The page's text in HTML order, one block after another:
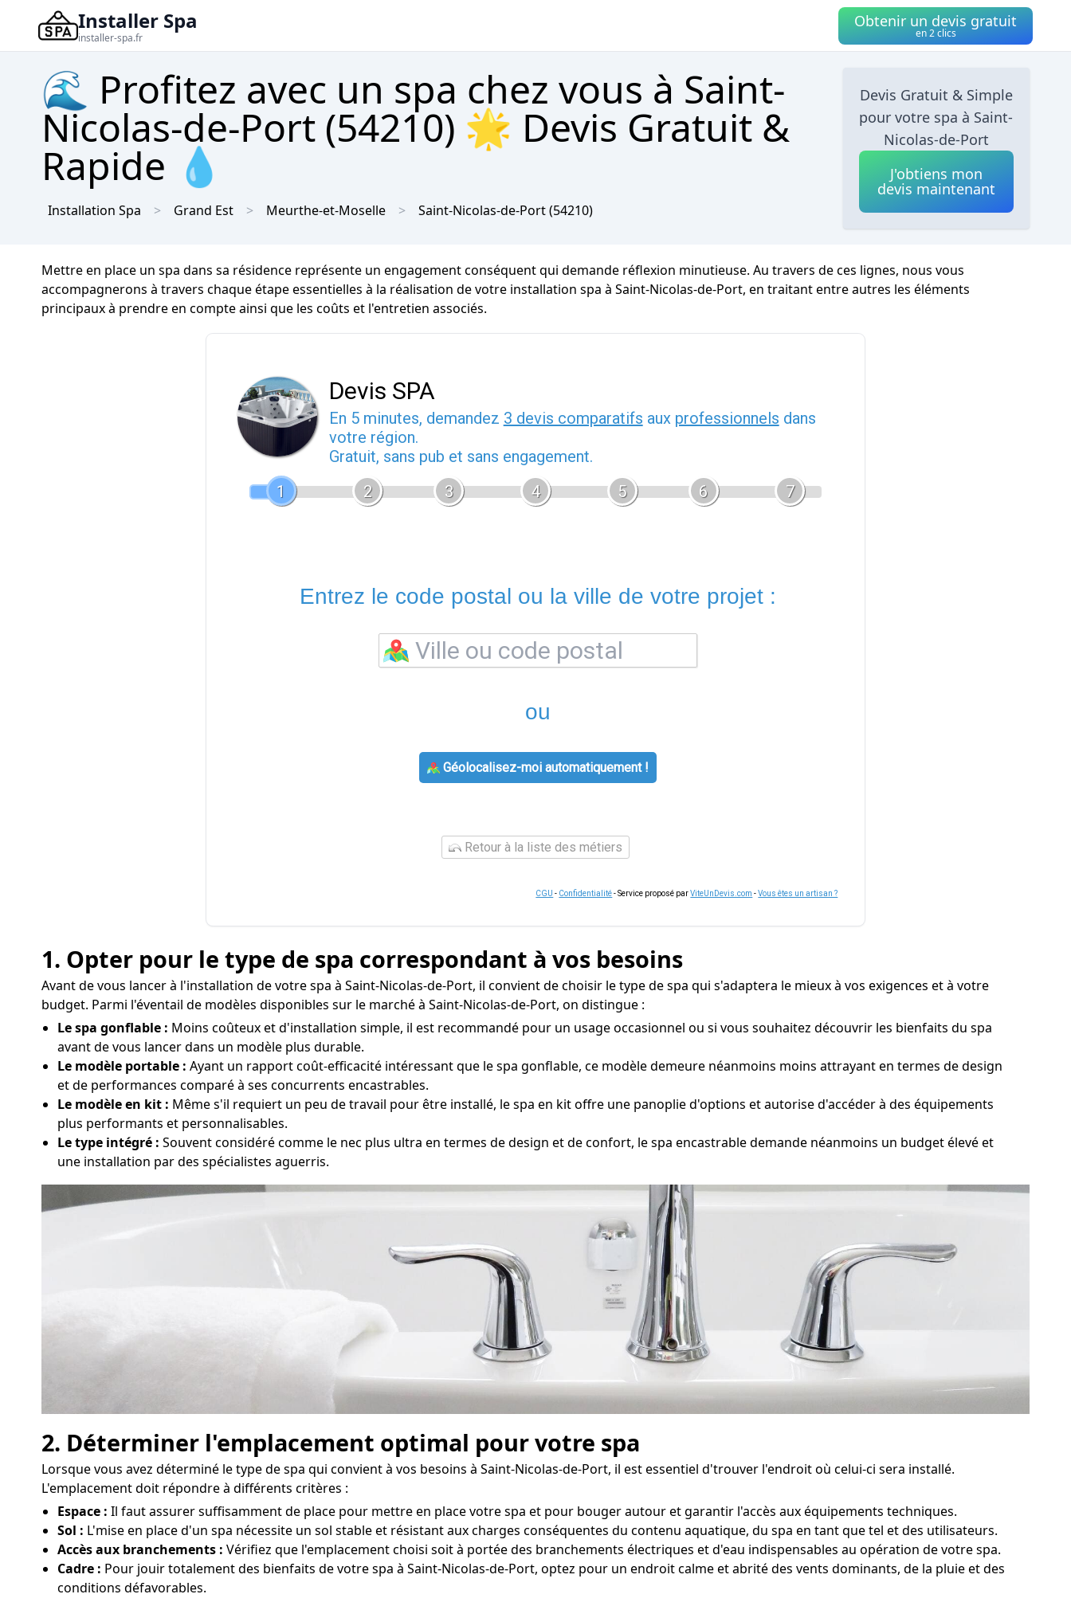
Installer Spa
installer-spa.fr
Obtenir un devis gratuit
en 2 clics
🌊 Profitez avec un spa chez vous à Saint-
Nicolas-de-Port (54210) 🌟 Devis Gratuit &
Rapide 💧
Installation Spa Grand Est Meurthe-et-Moselle Saint-Nicolas-de-Port(54210)
Devis Gratuit & Simple
pour votre spa à Saint-
Nicolas-de-Port
J'obtiens mon
devis maintenant
Mettre en place un spa dans sa résidence représente un engagement conséquent qui demande réflexion minutieuse. Au travers de ces lignes, nous vous
accompagnerons à travers chaque étape essentielles à la réalisation de votre installation spa à Saint-Nicolas-de-Port, en traitant entre autres les éléments
principaux à prendre en compte ainsi que les coûts et l'entretien associés.
Devis SPA
En 5 minutes, demandez 3 devis comparatifs aux professionnels dans
votre région.
Gratuit, sans pub et sans engagement.
1
2 3 4 5 6 7
Entrez le code postal ou la ville de votre projet :
ou
Géolocalisez-moi automatiquement !
Retour à la liste des métiers
CGU - Confidentialité- Service proposé parViteUnDevis.com -Vous êtes un artisan ?
1. Opter pour le type de spa correspondant à vos besoins
Avant de vous lancer à l'installation de votre spa à Saint-Nicolas-de-Port, il convient de choisir le type de spa qui s'adaptera le mieux à vos exigences et à votre
budget. Parmi l'éventail de modèles disponibles sur le marché à Saint-Nicolas-de-Port, on distingue :
Le spa gonflable : Moins coûteux et d'installation simple, il est recommandé pour un usage occasionnel ou si vous souhaitez découvrir les bienfaits du spa
avant de vous lancer dans un modèle plus durable.
Le modèle portable : Ayant un rapport coût-efficacité intéressant que le spa gonflable, ce modèle demeure néanmoins moins attrayant en termes de design
et de performances comparé à ses concurrents encastrables.
Le modèle en kit : Même s'il requiert un peu de travail pour être installé, le spa en kit offre une panoplie d'options et autorise d'accéder à des équipements
plus performants et personnalisables.
Le type intégré : Souvent considéré comme le nec plus ultra en termes de design et de confort, le spa encastrable demande néanmoins un budget élevé et
une installation par des spécialistes aguerris.
2. Déterminer l'emplacement optimal pour votre spa
Lorsque vous avez déterminé le type de spa qui convient à vos besoins à Saint-Nicolas-de-Port, il est essentiel d'trouver l'endroit où celui-ci sera installé.
L'emplacement doit répondre à différents critères :
Espace : Il faut assurer suffisamment de place pour mettre en place votre spa et pour bouger autour et garantir l'accès aux équipements techniques.
Sol : L'mise en place d'un spa nécessite un sol stable et résistant aux charges conséquentes du contenu aquatique, du spa en tant que tel et des utilisateurs.
Accès aux branchements : Vérifiez que l'emplacement choisi soit à portée des branchements électriques et d'eau indispensables au opération de votre spa.
Cadre : Pour jouir totalement des bienfaits de votre spa à Saint-Nicolas-de-Port, optez pour un endroit calme et abrité des vents dominants, de la pluie et des
conditions défavorables.